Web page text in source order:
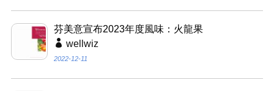
芬美意宣布2023年度風味：火龍果
wellwiz
2022-12-11